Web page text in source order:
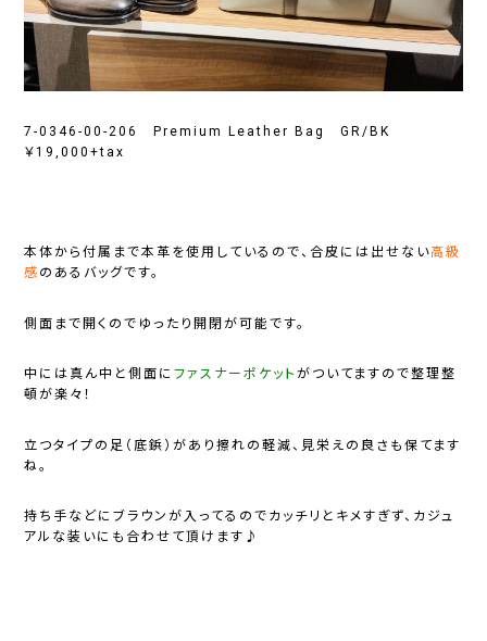
7-0346-00-206 Premium Leather Bag GR/BK
￥19,000+tax
本体から付属まで本革を使用しているので、合皮には出せない高級
感 の ある バッグです。
側面まで開くのでゆったり開閉が可能です。
中には真ん中と側面にファスナーポケットがついてますので整理整
頓が楽々！
立つタイプの足（底鋲）があり擦れの軽減、見栄えの良さも保てます
ね。
持ち手などにブラウンが入ってるのでカッチリとキメすぎず、カジュ
アルな装いにも合わせて頂けます♪